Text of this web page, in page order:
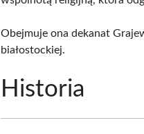
Obejmuje ona dekanat
białostockiej.
Historia